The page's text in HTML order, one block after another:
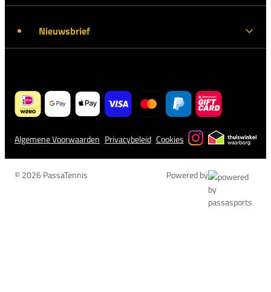
Nieuwsbrief
Algemene Voorwaarden Privacybeleid Cookies
© 2026 PassaTennis Powered by